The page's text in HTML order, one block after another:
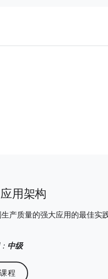
用架构
产质量的强大应用的最佳实
中级
程